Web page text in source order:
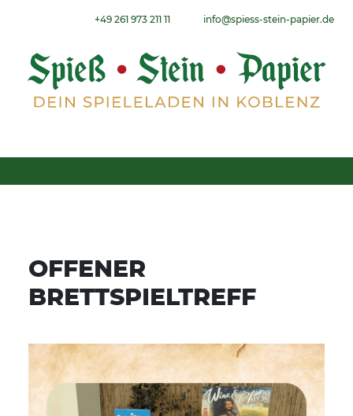
+49 261 973 211 11 info@spiess-stein-papier.de
OFFENER
BRETTSPIELTREFF